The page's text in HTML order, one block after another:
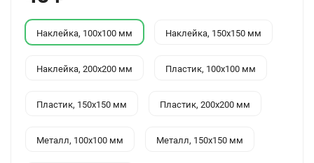
Наклейка, 100x100 мм Наклейка, 150x150 мм
Наклейка, 200x200 мм Пластик, 100x100 мм
Пластик, 150x150 мм Пластик, 200x200 мм
Металл, 100x100 мм Металл, 150x150 мм